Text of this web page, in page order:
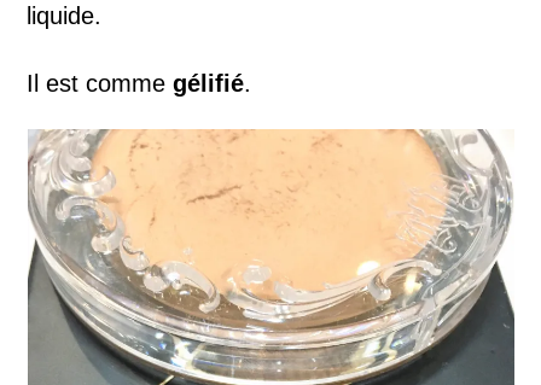
liquide.
Il est commegélifié.